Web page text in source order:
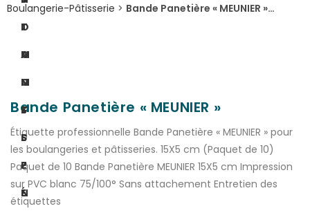
I
O
N
S
S
P
É
O
M
M
E
S
-
N
T
A
C
T
E
Z
-
Boulangerie-Pâtisserie > Bande Panetière « MEUNIER »…
Bande Panetière « MEUNIER »
Étiquette professionnelle Bande Panetière « MEUNIER » pour
les boulangeries et pâtisseries. 15X5 cm (Paquet de 10)
Paquet de 10 Bande Panetière MEUNIER 15X5 cm Impression
sur PVC blanc 75/100° Sans attachement Entretien des
étiquettes